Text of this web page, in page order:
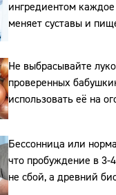
ингредиентом каждое
меняет суставы и
Не выбрасывайте
проверенных
использовать её на
и для здоровья этой
Бессонница или
что пробуждение в 3-
не сбой, а древний